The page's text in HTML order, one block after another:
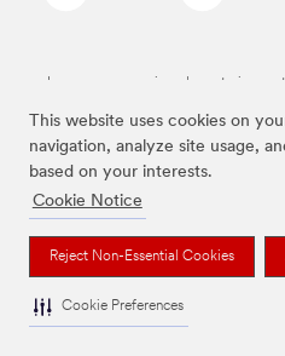
This website uses cookies on
navigation, analyze site usage,
based on your interests.
Cookie Notice
Reject Non-Essential Cookies
Cookie Preferences
Las marcas mencionadas